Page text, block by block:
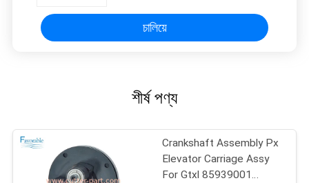
চালিয়ে
শীর্ষ পণ্য
Crankshaft Assembly Px
Elevator Carriage Assy
For Gtxl 85939001